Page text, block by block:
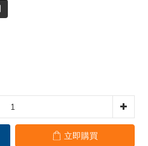
立即購買